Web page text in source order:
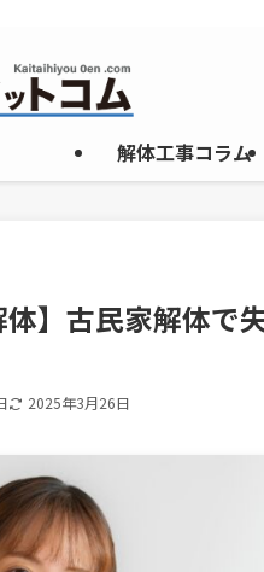
解体工事コラム
体】古民家解体
2025年3月26日